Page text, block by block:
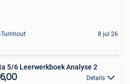
Turnhout 8 jul 26
5/6 Leerwerkboek Analyse 2
Details